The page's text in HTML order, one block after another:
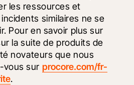
les ressources et
similaires ne se
Pour en savoir plus sur
la suite de produits de
novateurs que nous
vous sur procore.com/fr-
.